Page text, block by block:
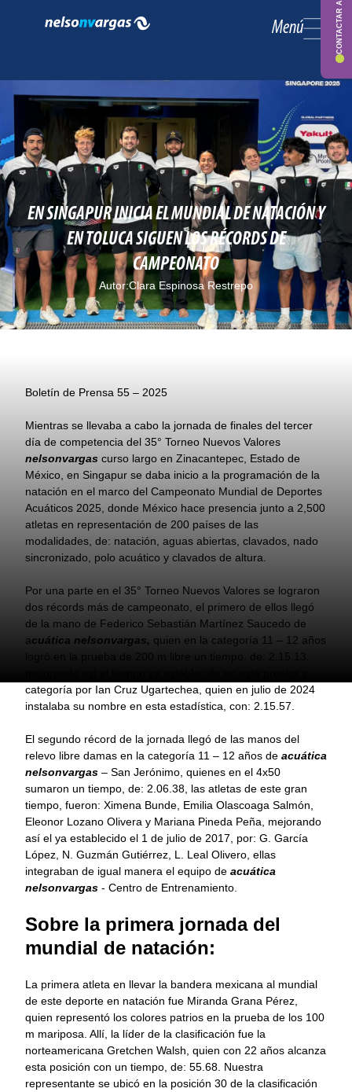
Menú
EN SINGAPUR INICIA EL MUNDIAL DE NATACIÓN Y
EN TOLUCA SIGUEN LOS RÉCORDS DE
CAMPEONATO
Autor:Clara Espinosa Restrepo
Boletín de Prensa 55 – 2025
Mientras se llevaba a cabo la jornada de finales del tercer
día de competencia del 35° Torneo Nuevos Valores
nelsonvargas curso largo en Zinacantepec, Estado de
México, en Singapur se daba inicio a la programación de la
natación en el marco del Campeonato Mundial de Deportes
Acuáticos 2025, donde México hace presencia junto a 2,500
atletas en representación de 200 países de las
modalidades, de: natación, aguas abiertas, clavados, nado
sincronizado, polo acuático y clavados de altura.
Por una parte en el 35° Torneo Nuevos Valores se lograron
dos récords más de campeonato, el primero de ellos llegó
de la mano de Federico Sebastián Martínez Saucedo de
acuática nelsonvargas, quien en la categoría 11 – 12 años
logró en la prueba de 200 m libre un tiempo, de: 2.15.13,
categoría por Ian Cruz Ugartechea, quien en julio de 2024
instalaba su nombre en esta estadística, con: 2.15.57.
El segundo récord de la jornada llegó de las manos del
relevo libre damas en la categoría 11 – 12 años de acuática
nelsonvargas – San Jerónimo, quienes en el 4x50
sumaron un tiempo, de: 2.06.38, las atletas de este gran
tiempo, fueron: Ximena Bunde, Emilia Olascoaga Salmón,
Eleonor Lozano Olivera y Mariana Pineda Peña, mejorando
así el ya establecido el 1 de julio de 2017, por: G. García
López, N. Guzmán Gutiérrez, L. Leal Olivero, ellas
integraban de igual manera el equipo de acuática
nelsonvargas - Centro de Entrenamiento.
Sobre la primera jornada del
mundial de natación:
La primera atleta en llevar la bandera mexicana al mundial
de este deporte en natación fue Miranda Grana Pérez,
quien representó los colores patrios en la prueba de los 100
m mariposa. Allí, la líder de la clasificación fue la
norteamericana Gretchen Walsh, quien con 22 años alcanza
esta posición con un tiempo, de: 55.68. Nuestra
representante se ubicó en la posición 30 de la clasificación